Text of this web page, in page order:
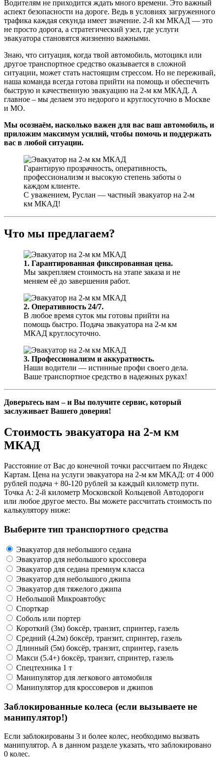
Водителям не приходится ждать много времени. Это важный
аспект безопасности на дороге. Ведь в условиях загруженного
трафика каждая секунда имеет значение. 2-й км МКАД — это
не просто дорога, а стратегический узел, где услуги
эвакуатора становятся жизненно важными.
Знаю, что ситуация, когда твой автомобиль, мотоцикл или
другое транспортное средство оказывается в сложной
ситуации, может стать настоящим стрессом. Но не переживай,
наша команда всегда готова прийти на помощь и обеспечить
быструю и качественную эвакуацию на 2-м км МКАД. А
главное – мы делаем это недорого и круглосуточно в Москве
и МО.
Мы осознаём, насколько важен для вас ваш автомобиль, и
приложим максимум усилий, чтобы помочь и поддержать
вас в любой ситуации.
Гарантирую прозрачность, оперативность,
профессионализм и высокую степень заботы о
каждом клиенте.
С уважением, Руслан — частный эвакуатор на 2-м
км МКАД!
Что мы предлагаем?
1. Гарантированная фиксированная цена.
Мы закрепляем стоимость на этапе заказа и не
меняем её до завершения работ.
2. Оперативность 24/7.
В любое время суток мы готовы прийти на
помощь быстро. Подача эвакуатора на 2-м км
МКАД круглосуточно.
3. Профессионализм и аккуратность.
Наши водители — истинные профи своего дела.
Ваше транспортное средство в надежных руках!
Доверьтесь нам – и Вы получите сервис, который
заслуживает Вашего доверия!
Стоимость эвакуатора на 2-м км
МКАД
Расстояние от Вас до конечной точки рассчитаем по Яндекс
Картам. Цена на услуги эвакуатора на 2-м км МКАД: от 4 000
рублей подача + 80-120 рублей за каждый километр пути.
Точка А: 2-й километр Московской Кольцевой Автодороги
или любое другое место. Вы можете рассчитать стоимость по
калькулятору ниже:
Выберите тип транспортного средства
Эвакуатор для небольшого седана
Эвакуатор для небольшого кроссовера
Эвакуатор для седана премиум класса
Эвакуатор для небольшого джипа
Эвакуатор для тяжелого джипа
Небольшой Микроавтобус
Спорткар
Соболь или портер
Короткий (3м) боксёр, транзит, спринтер, газель
Средний (4.2м) боксёр, транзит, спринтер, газель
Длинный (5м) боксёр, транзит, спринтер, газель
Макси (5.4+) боксёр, транзит, спринтер, газель
Спецтехника 1 т
Манипулятор для легкового автомобиля
Манипулятор для кроссоверов и джипов
Заблокированные колеса (если вызываете не
манипулятор!)
Если заблокированы 3 и более колес, необходимо вызвать
манипулятор. А в данном разделе указать, что заблокировано
0 колес.